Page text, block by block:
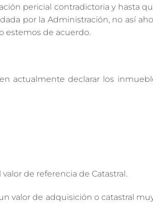
pericial contradictoria y hasta
por la Administración, no así
estemos de acuerdo.
actualmente declarar los
de referencia de Catastral.
valor de adquisición o catastral